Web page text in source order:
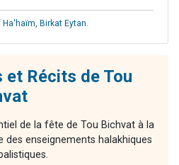
Ha'haïm, Birkat Eytan.
et Récits de Tou
de la fête de Tou Bichvat à la
des enseignements halakhiques